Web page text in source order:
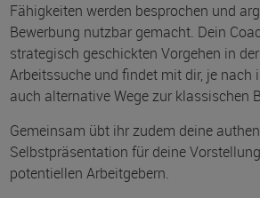
Fähigkeiten werden besprochen und
Bewerbung nutzbar gemacht. Dein
strategisch geschickten Vorgehen in
Arbeitssuche und findet mit dir, je nach
auch alternative Wege zur klassischen
Gemeinsam übt ihr zudem deine
Selbstpräsentation für deine
potentiellen Arbeitgebern.